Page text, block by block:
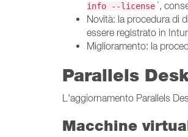
info --license`,
Novità: la procedura di
essere registrato in
Miglioramento: la
Parallels
L'aggiornamento Parallels
Macchine